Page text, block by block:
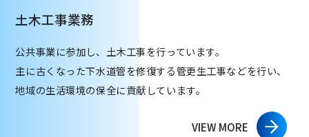
土木工事業務
VIEW MORE
公共事業に参加し、土木工事を行っています。
主に古くなった下水道管を修復する管更生工事などを行い、
地域の生活環境の保全に貢献しています。